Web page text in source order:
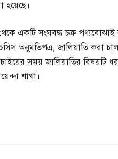
হয়েছে।
একটি সংঘবদ্ধ চক্র পণ্যবোঝাই
অনুমতিপত্র, জালিয়াতি করা
সময় জালিয়াতির বিষয়টি
শাখা।